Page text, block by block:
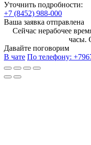
Уточнить подробности:
+7 (8452) 988-000
Ваша заявка отправлена
Сейчас нерабочее
часы.
Давайте поговорим
В чате По телефону: